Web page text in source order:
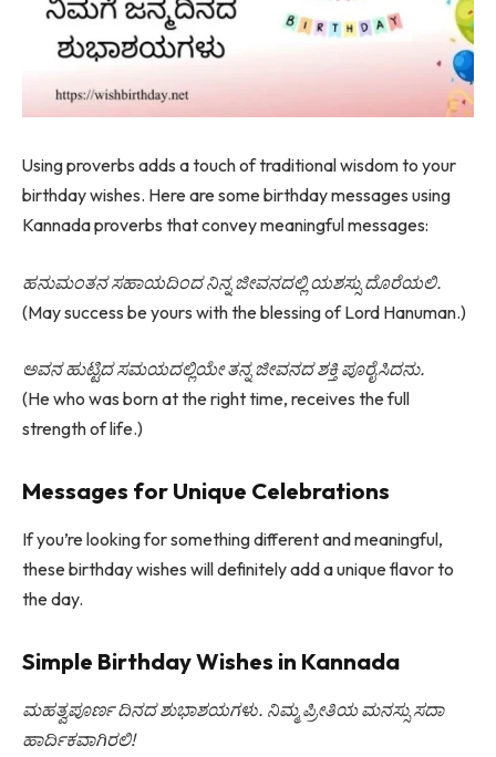
Using proverbs adds a touch of traditional wisdom to your
birthday wishes. Here are some birthday messages using
Kannada proverbs that convey meaningful messages:
ಹನುಮಂತನ ಸಹಾಯದಿಂದ ನಿನ್ನ ಜೀವನದಲ್ಲಿ ಯಶಸ್ಸು ದೊರೆಯಲಿ.
(May success be yours with the blessing of Lord Hanuman.)
ಅವನ ಹುಟ್ಟಿದ ಸಮಯದಲ್ಲಿಯೇ ತನ್ನ ಜೀವನದ ಶಕ್ತಿ ಪೂರೈಸಿದನು.
(He who was born at the right time, receives the full
strength of life.)
Messages for Unique Celebrations
If you’re looking for something different and meaningful,
these birthday wishes will definitely add a unique flavor to
the day.
Simple Birthday Wishes in Kannada
ಮಹತ್ವಪೂರ್ಣ ದಿನದ ಶುಭಾಶಯಗಳು. ನಿಮ್ಮ ಪ್ರೀತಿಯ ಮನಸ್ಸು ಸದಾ
ಹಾರ್ದಿಕವಾಗಿರಲಿ!